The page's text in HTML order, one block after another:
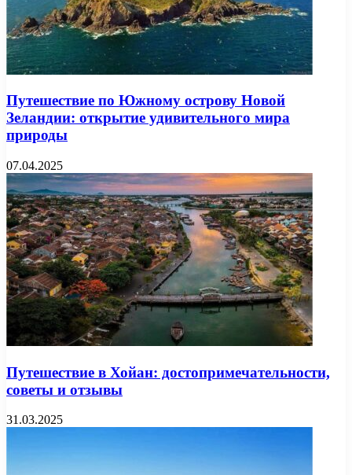
Путешествие по Южному острову Новой
Зеландии: открытие удивительного мира
природы
07.04.2025
Путешествие в Хойан: достопримечательности,
советы и отзывы
31.03.2025